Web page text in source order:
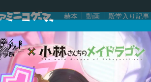
赫本 動画 殿堂入り記事